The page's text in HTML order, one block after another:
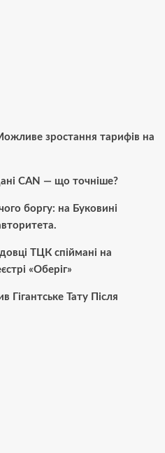
зростання тарифів на
CAN — що точніше?
боргу: на Буковині
ТЦК спіймані на
«Оберіг»
Тату Після